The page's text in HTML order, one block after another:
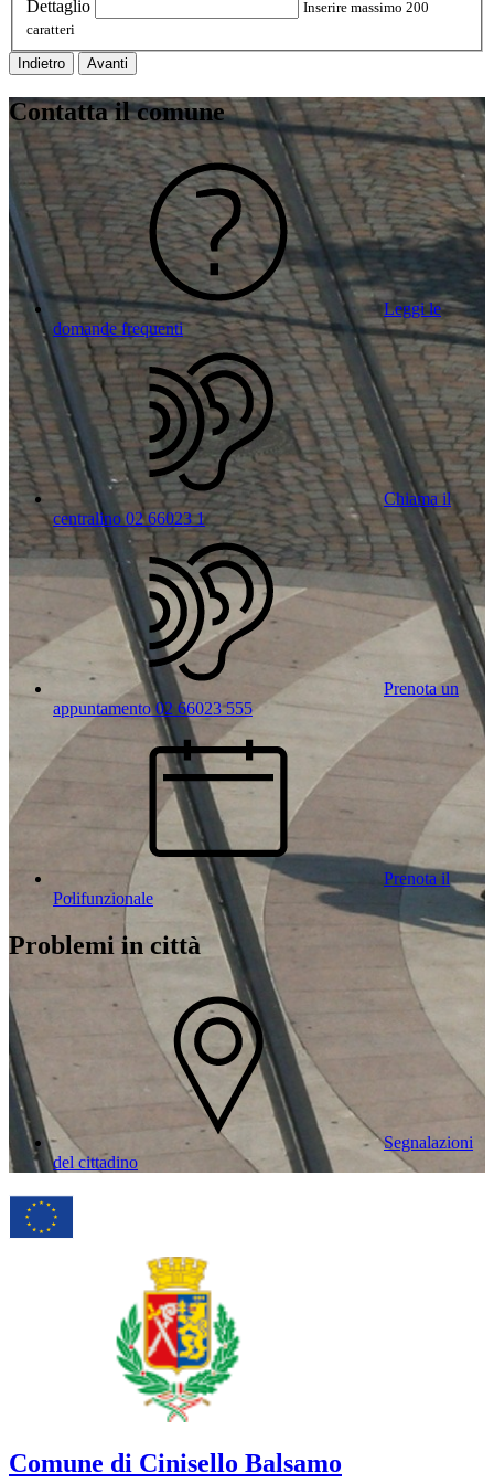
Dettaglio
Inserire massimo 200
caratteri
Indietro Avanti
Contatta il comune
Leggi le
domande frequenti
Chiama il
centralino 02 66023 1
Prenota un
appuntamento 02 66023 555
Prenota il
Polifunzionale
Problemi in città
Segnalazioni
del cittadino
Comune di Cinisello Balsamo